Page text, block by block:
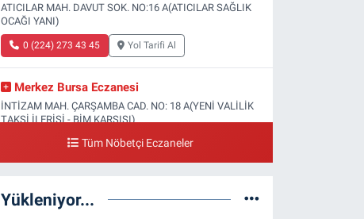
ATICILAR MAH. DAVUT SOK. NO:16 A(ATICILAR SAĞLIK
OCAĞI YANI)
0 (224) 273 43 45 Yol Tarifi Al
Merkez Bursa Eczanesi
İNTİZAM MAH. ÇARŞAMBA CAD. NO: 18 A(YENİ VALİLİK
TAKSİ İLERİSİ - BİM KARŞISI)
0 (224) 253 13 19 Yol Tarifi Al
FATİH MAH. DOĞAN CAD. NO:61(BEŞYOL ALTI - FATİH
Tüm Nöbetçi Eczaneler
Yükleniyor...